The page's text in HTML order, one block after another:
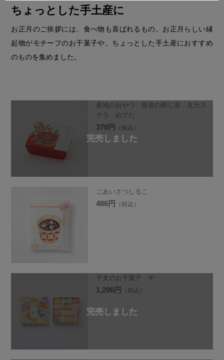
ちょっとした手土産に
お正月のご挨拶には、食べ物も喜ばれるもの。お正月らしい縁
起物がモチーフのお干菓子や、ちょっとした手土産におすすめ
のものを集めました。
産地のおやつ 奈良の焙じ茶 丸カス
テラ めでた
378円 （税込）
ごあいさつしるこ
486円 （税込）
干支のお干菓子 午
1,296円 （税込）